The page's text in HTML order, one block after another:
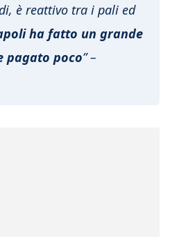
è reattivo tra i pali ed
ha fatto un grande
pagato poco” –